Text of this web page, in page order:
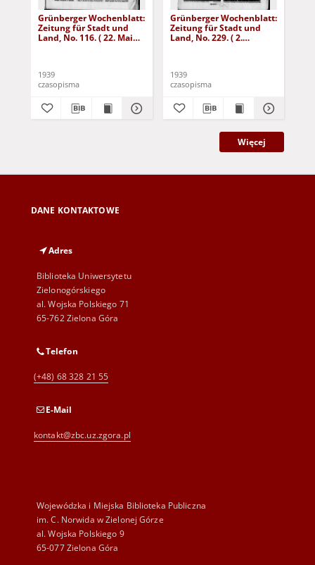
Grünberger Wochenblatt:
Zeitung für Stadt und
Land, No. 116. ( 22. Mai
1939
czasopisma
Grünberger Wochenblatt:
Zeitung für Stadt und
Land, No. 229. ( 2.
1939
czasopisma
Więcej
DANE KONTAKTOWE
Adres
Biblioteka Uniwersytetu
Zielonogórskiego
al. Wojska Polskiego 71
65-762 Zielona Góra
Telefon
(+48) 68 328 21 55
E-Mail
kontakt@zbc.uz.zgora.pl
Wojewódzka i Miejska Biblioteka Publiczna
im. C. Norwida w Zielonej Górze
al. Wojska Polskiego 9
65-077 Zielona Góra